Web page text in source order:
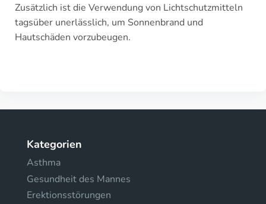
Zusätzlich ist die Verwendung von Lichtschutzmitteln
tagsüber unerlässlich, um Sonnenbrand und
Hautschäden vorzubeugen.
Kategorien
Asthma
Gesundheit des Mannes
Erektionsstörungen